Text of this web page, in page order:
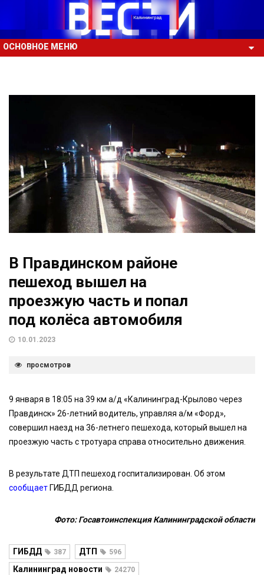
ОСНОВНОЕ МЕНЮ
В Правдинском районе
пешеход вышел на
проезжую часть и попал
под колёса автомобиля
10.01.2023
просмотров
9 января в 18:05 на 39 км а/д «Калининград-Крылово через
Правдинск» 26-летний водитель, управляя а/м «Форд»,
совершил наезд на 36-летнего пешехода, который вышел на
проезжую часть с тротуара справа относительно движения.
В результате ДТП пешеход госпитализирован. Об этом
сообщает ГИБДД региона.
Фото: Госавтоинспекция Калининградской области
ГИБДД 387 ДТП 596
Калининград новости 24270